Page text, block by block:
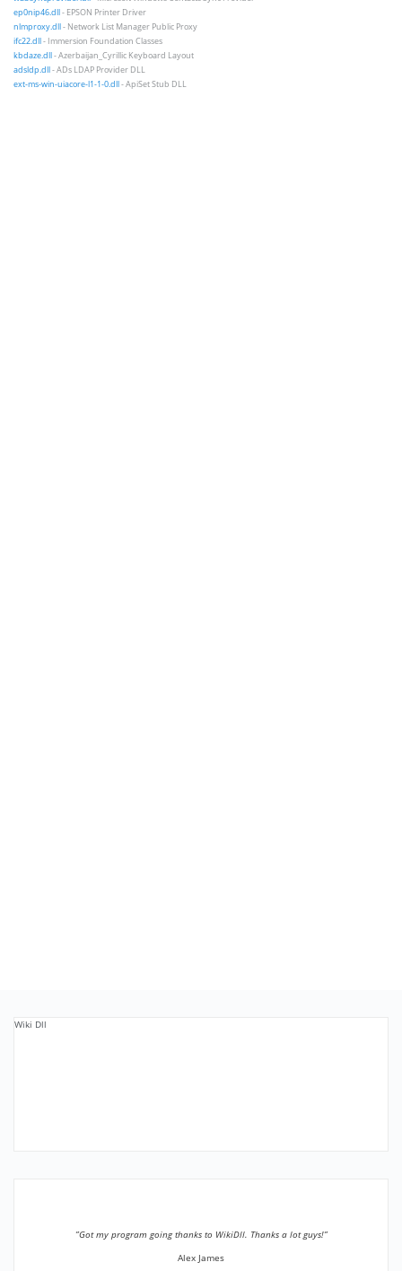
ep0nip46.dll- EPSON Printer Driver
nlmproxy.dll- Network List Manager Public Proxy
ifc22.dll- Immersion Foundation Classes
kbdaze.dll- Azerbaijan_Cyrillic Keyboard Layout
adsldp.dll- ADs LDAP Provider DLL
ext-ms-win-uiacore-l1-1-0.dll- ApiSet Stub DLL
Wiki Dll
”Got my program going thanks to WikiDll. Thanks a lot guys!”
Alex James